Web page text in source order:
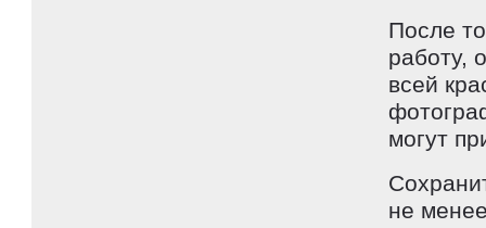
После
работу,
всей
могут
не